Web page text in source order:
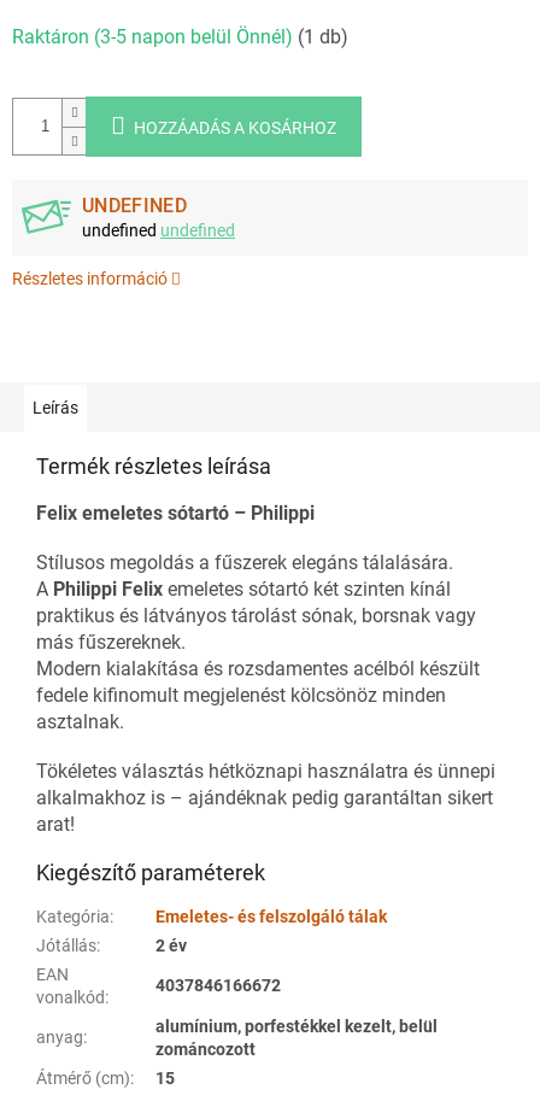
Raktáron (3-5 napon belül Önnél) (1 db)
HOZZÁADÁS A KOSÁRHOZ
UNDEFINED
undefined undefined
Részletes információ
Leírás
Termék részletes leírása
Felix emeletes sótartó – Philippi
Stílusos megoldás a fűszerek elegáns tálalására.
A Philippi Felix emeletes sótartó két szinten kínál
praktikus és látványos tárolást sónak, borsnak vagy
más fűszereknek.
Modern kialakítása és rozsdamentes acélból készült
fedele kifinomult megjelenést kölcsönöz minden
asztalnak.
Tökéletes választás hétköznapi használatra és ünnepi
alkalmakhoz is – ajándéknak pedig garantáltan sikert
arat!
Kiegészítő paraméterek
Kategória:
Emeletes- és felszolgáló tálak
Jótállás:
2 év
EAN
vonalkód:
4037846166672
anyag:
alumínium, porfestékkel kezelt, belül
zománcozott
Átmérő (cm):
15